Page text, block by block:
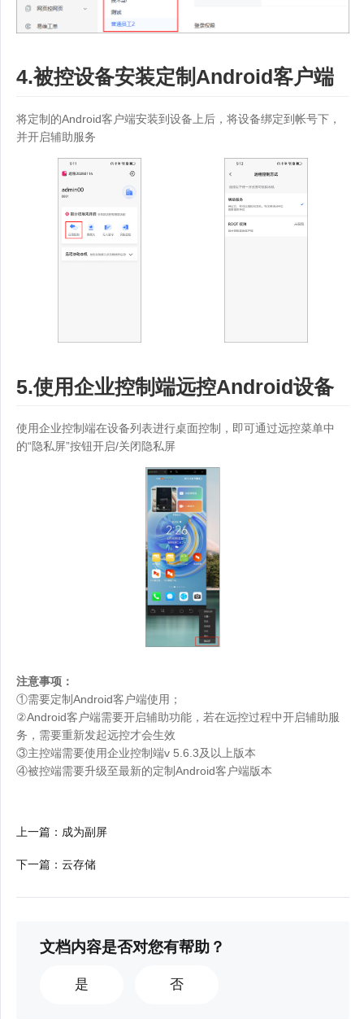
4.被控设备安装定制Android客户端
将定制的Android客户端安装到设备上后，将设备绑定到帐号下，
并开启辅助服务
5.使用企业控制端远控Android设备
使用企业控制端在设备列表进行桌面控制，即可通过远控菜单中
的“隐私屏”按钮开启/关闭隐私屏
注意事项：
①需要定制Android客户端使用；
②Android客户端需要开启辅助功能，若在远控过程中开启辅助服
务，需要重新发起远控才会生效
③主控端需要使用企业控制端v 5.6.3及以上版本
④被控端需要升级至最新的定制Android客户端版本
上一篇 ： 成为副屏
下一篇 ：云存储
文档内容是否对您有帮助？
是 否